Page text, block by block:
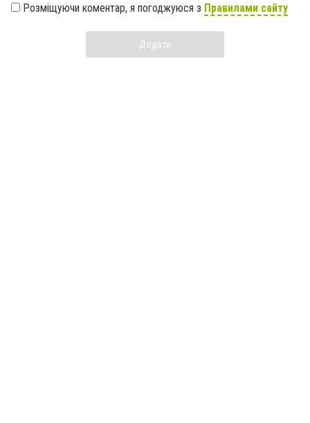
Розміщуючи коментар, я погоджуюся з Правилами сайту
Додати